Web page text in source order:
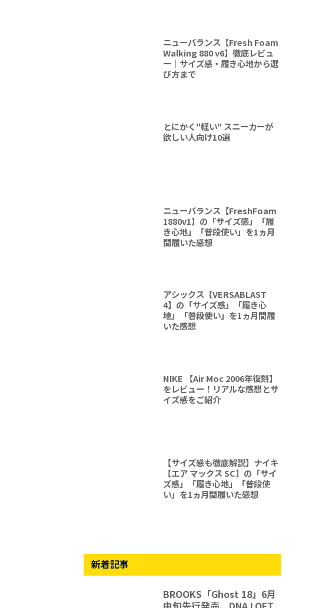
ニューバランス【Fresh Foam
Walking 880 v6】徹底レビュ
ー｜サイズ感・履き心地から選
び方まで
とにかく"軽い" スニーカーが
欲しい人向け10選
ニューバランス【FreshFoam
1880v1】の「サイズ感」「履
き心地」「普段使い」を1ヵ月
間履いた感想
アシックス【VERSABLAST
4】の「サイズ感」「履き心
地」「普段使い」を1ヵ月間履
いた感想
NIKE 【Air Moc 2006年復刻】
をレビュー！リアルな感想とサ
イズ感をご紹介
【サイズ感も徹底解説】ナイキ
【エア マックス SC】の「サイ
ズ感」「履き心地」「普段使
い」を1ヵ月間履いた感想
新着記事
BROOKS「Ghost 18」6月